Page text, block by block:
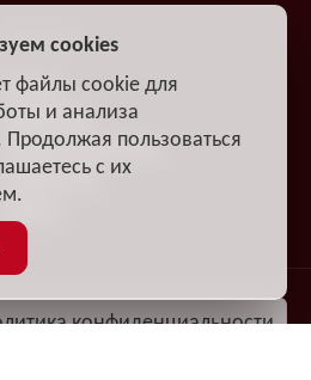
ФАН-КЛУБ
Билеты
Атрибутика
Турниры прогнозов
Fantasy Club
конфиденциальности
cookies
файлы cookie для
и анализа
пользоваться
с их